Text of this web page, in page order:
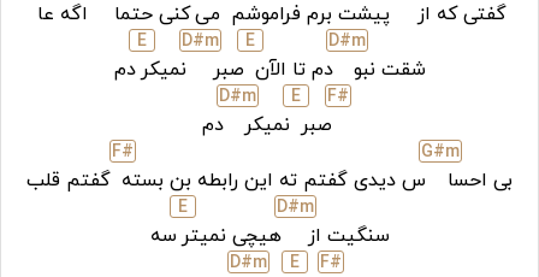
گفتی که از پیشت برم فراموشم میکنی حتما اگه عا
شقت نبو
D#m
دم تا الآن
E
صبر
D#m
نمیکر
E
دم
F#
صبر
E
نمیکر
D#m
دم
بی احسا
G#m
س دیدی گفتم ته این رابطه بن بسته
F#
گفتم قلب
سنگیت از
D#m
هیچی نمیتر
E
سه
F#
E
D#m